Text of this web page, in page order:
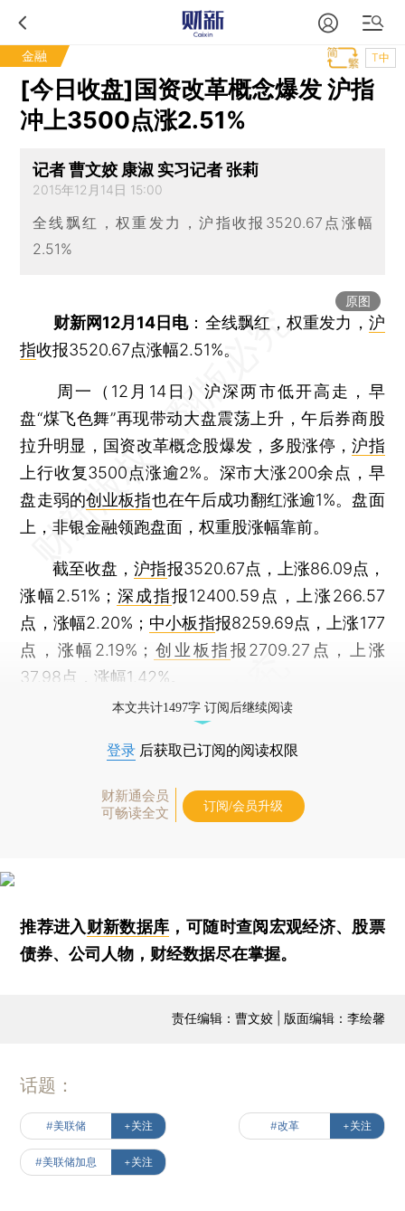
金融 T中
[今日收盘]国资改革概念爆发 沪指
冲上3500点涨2.51%
记者 曹文姣 康淑 实习记者 张莉
2015年12月14日 15:00
全线飘红，权重发力，沪指收报3520.67点涨幅
2.51%
原图
财新网12月14日电：全线飘红，权重发力， 沪
指收报3520.67点涨幅2.51%。
周一（12月14日）沪深两市低开高走，早
盘“煤飞色舞”再现带动大盘震荡上升，午后券商股
拉升明显，国资改革概念股爆发，多股涨停，沪指
上行收复3500点涨逾2%。深市大涨200余点，早
盘走弱的创业板指也在午后成功翻红涨逾1%。盘面
上，非银金融领跑盘面，权重股涨幅靠前。
截至收盘，沪指报3520.67点，上涨86.09点，
涨幅2.51%； 深成指报12400.59点，上涨266.57
点，涨幅2.20%； 中小板指报8259.69点，上涨177
点，涨幅2.19%； 创业板指报2709.27点，上涨
37.98点，涨幅1.42%。
本文共计1497字 订阅后继续阅读
登录 后获取已订阅的阅读权限
财新通会员
可畅读全文
订阅/会员升级
推荐进入财新数据库 ，可随时查阅宏观经济、股票
债券、公司人物，财经数据尽在掌握。
责任编辑：曹文姣 | 版面编辑：李绘馨
话题：
#美联储 +关注 #改革 +关注
#美联储加息 +关注